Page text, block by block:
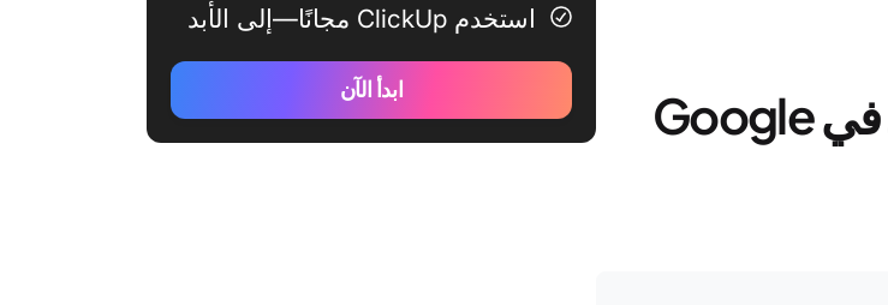
كيفية إنشاء مخطط جانت أساسي في Google
استخدم ClickUp مجانًا—إلى الأبد
ابدأ الآن